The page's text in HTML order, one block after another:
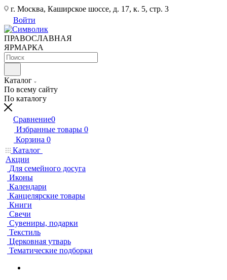
г. Москва, Каширское шоссе, д. 17, к. 5, стр. 3
Войти
ПРАВОСЛАВНАЯ
ЯРМАРКА
Каталог
По всему сайту
По каталогу
Сравнение0
Избранные товары 0
Корзина 0
Каталог
Акции
Для семейного досуга
Иконы
Календари
Канцелярские товары
Книги
Свечи
Сувениры, подарки
Текстиль
Церковная утварь
Тематические подборки